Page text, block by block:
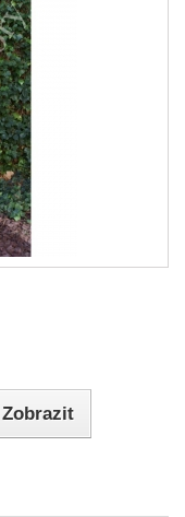
Zobrazit